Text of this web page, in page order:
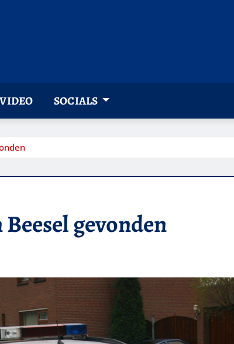
VIDEO SOCIALS
gevonden